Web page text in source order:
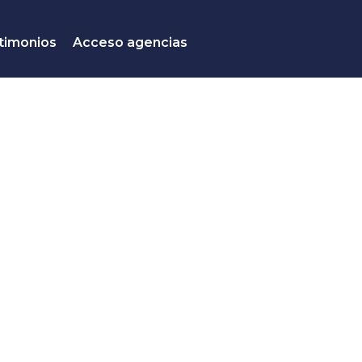
Acceso agencias